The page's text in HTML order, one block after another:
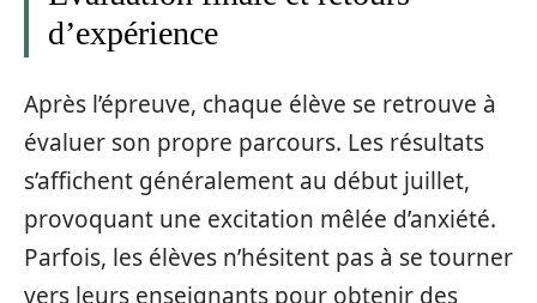
d’expérience
Après l’épreuve, chaque élève se retrouve à
évaluer son propre parcours. Les résultats
s’affichent généralement au début juillet,
provoquant une excitation mêlée d’anxiété.
Parfois, les élèves n’hésitent pas à se tourner
vers leurs enseignants pour obtenir des